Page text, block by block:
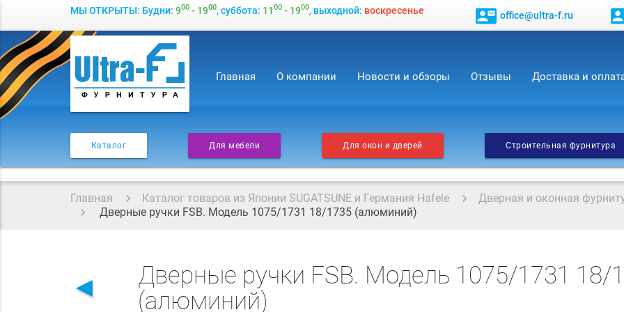
МЫ ОТКРЫТЫ: Будни: 900- 1900, суббота: 1100- 1900, выходной: воскресенье contact_mail office@ultra-f.ru
Главная О компании Новости и обзоры Отзывы Доставка и
Каталог Для мебели Для окон и дверей Строительная фурнитура
Главная Каталог товаров из Японии SUGATSUNE и Германия Hafele Дверная и оконная
Дверные ручки FSB. Модель 1075/1731 18/1735 (алюминий)
◄
Дверные ручки FSB. Модель 1075/1731 18/
(алюминий)